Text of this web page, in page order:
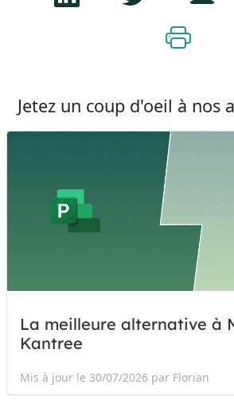
Jetez un coup d'oeil à nos
La meilleure alternative à
Kantree
Mis à jour le 30/07/2026 par Florian